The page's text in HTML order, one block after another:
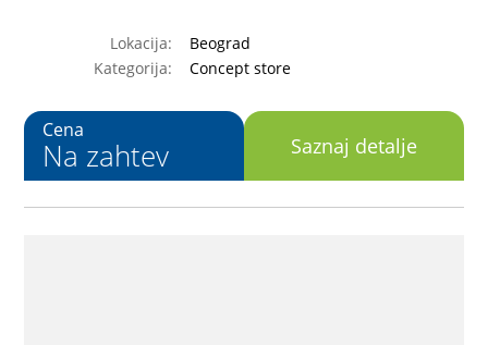
Lokacija:
Beograd
Kategorija:
Concept store
Cena
Na zahtev Saznaj detalje